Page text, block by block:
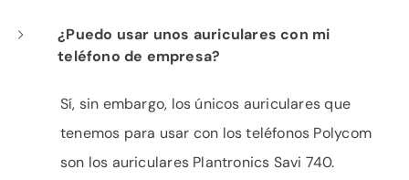
¿Puedo usar unos auriculares con mi
teléfono de empresa?
Sí, sin embargo, los únicos auriculares que
tenemos para usar con los teléfonos Polycom
son los auriculares Plantronics Savi 740.